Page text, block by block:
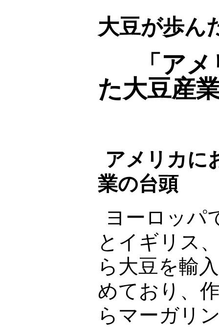
大豆が歩
「ア
た大豆産
アメリカに
業の台頭
ヨーロッパ
とイギリス
ら大豆を輸
めており、
らマーガリ